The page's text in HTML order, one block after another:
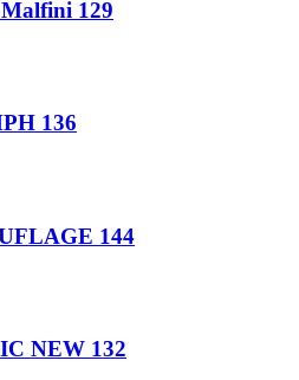
129
136
144
NEW 132